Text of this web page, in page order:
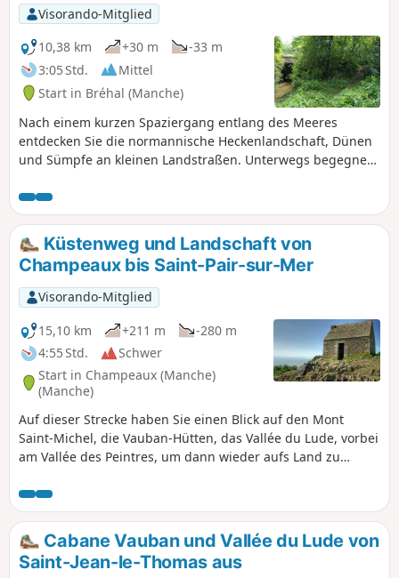
Visorando-Mitglied
10,38 km
+30 m
-33 m
3:05 Std.
Mittel
Start in Bréhal (Manche)
Nach einem kurzen Spaziergang entlang des Meeres
entdecken Sie die normannische Heckenlandschaft, Dünen
und Sümpfe an kleinen Landstraßen. Unterwegs begegnen
neugierigen Eseln, Schafen oder einem kleinen, im Grünen
versteckten Bach...
Küstenweg und Landschaft von
Champeaux bis Saint-Pair-sur-Mer
Visorando-Mitglied
15,10 km
+211 m
-280 m
4:55 Std.
Schwer
Start in Champeaux (Manche)
(Manche)
Auf dieser Strecke haben Sie einen Blick auf den Mont
Saint-Michel, die Vauban-Hütten, das Vallée du Lude, vorbei
am Vallée des Peintres, um dann wieder aufs Land zu
gehen und im Viertel Beausoleil in Saint-Pair anzukommen.
Cabane Vauban und Vallée du Lude von
Saint-Jean-le-Thomas aus